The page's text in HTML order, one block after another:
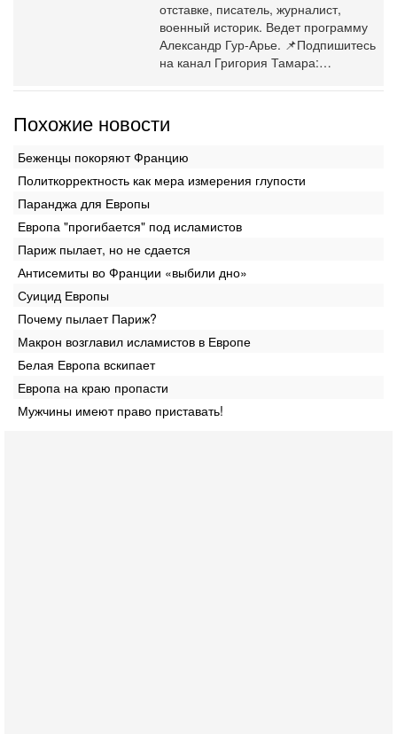
отставке, писатель, журналист,
военный историк. Ведет программу
Александр Гур-Арье. 📌Подпишитесь
на канал Григория Тамара:…
Похожие новости
Беженцы покоряют Францию
Политкорректность как мера измерения глупости
Паранджа для Европы
Европа "прогибается" под исламистов
Париж пылает, но не сдается
Антисемиты во Франции «выбили дно»
Суицид Европы
Почему пылает Париж?
Макрон возглавил исламистов в Европе
Белая Европа вскипает
Европа на краю пропасти
Мужчины имеют право приставать!